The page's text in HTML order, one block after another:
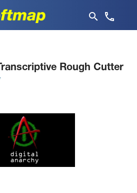
Rough Cutter